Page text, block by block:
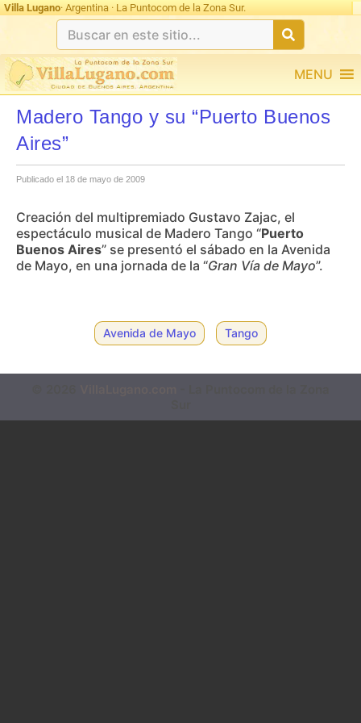
Villa Lugano· Argentina · La Puntocom de la Zona Sur.
MENU
Madero Tango y su “Puerto Buenos
Aires”
Publicado el 18 de mayo de 2009
Creación del multipremiado Gustavo Zajac, el
espectáculo musical de Madero Tango “Puerto
Buenos Aires” se presentó el sábado en la Avenida
de Mayo, en una jornada de la “Gran Vía de Mayo”.
Avenida de Mayo Tango